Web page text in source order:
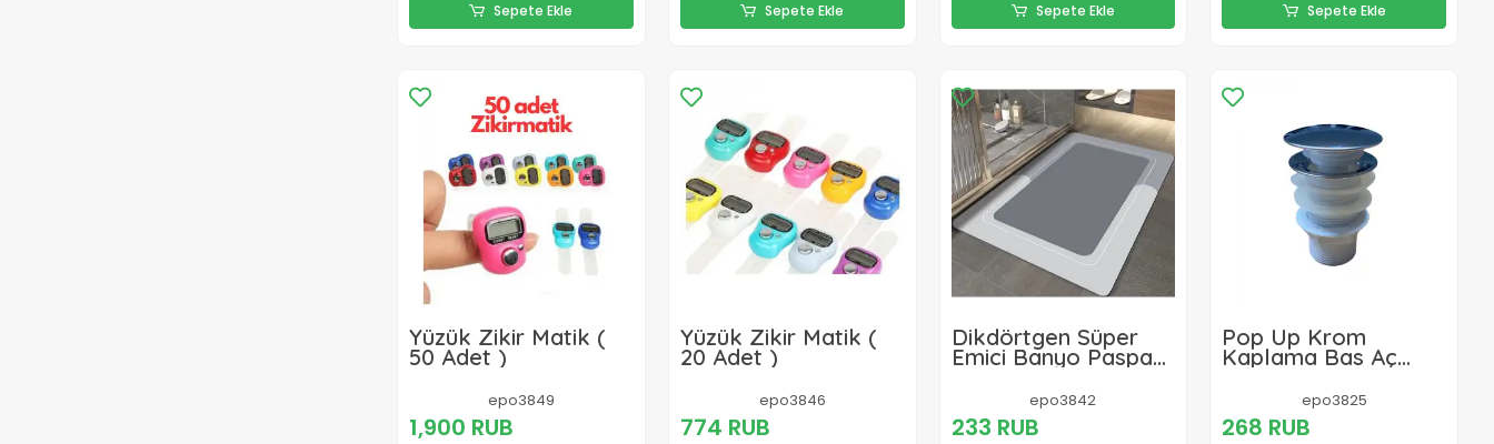
Sepete Ekle Sepete Ekle Sepete Ekle Sepete Ekle
Yüzük Zikir Matik (
50 Adet )
epo3849
1,900 RUB
Yüzük Zikir Matik (
20 Adet )
epo3846
774 RUB
Dikdörtgen Süper
Emici Banyo Paspası
epo3842
233 RUB
Pop Up Krom
Kaplama Bas Aç
Lavabo Sifonu Gideri
Ekstra Contalı
epo3825
268 RUB